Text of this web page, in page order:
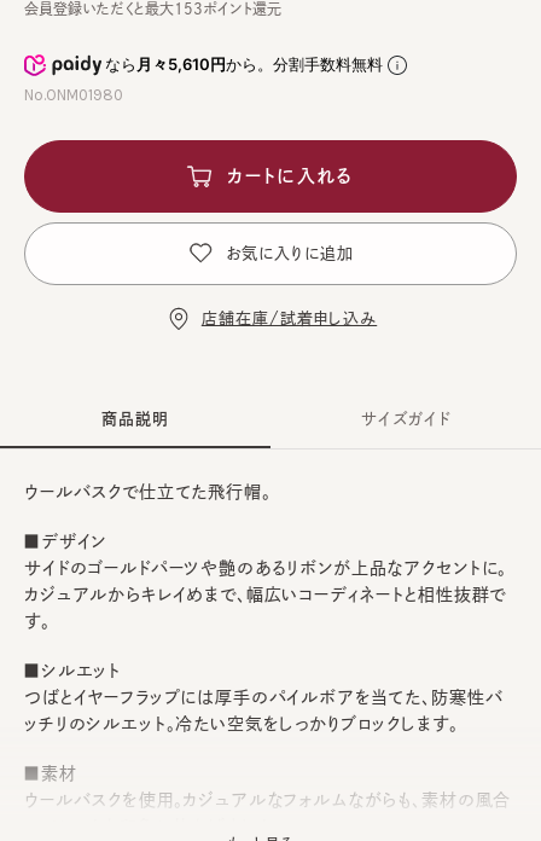
なら月々5,610円から。分割手数料無料
No.ONM01980
会員登録いただくと最大153ポイント還元
カートに入れる
お気に入りに追加
店舗在庫/試着申し込み
商品説明
ウールバスクで仕立てた飛行帽。
■デザイン
サイドのゴールドパーツや艶のあるリボンが上品なアクセントに。
カジュアルからキレイめまで、幅広いコーディネートと相性抜群で
す。
■シルエット
つばとイヤーフラップには厚手のパイルボアを当てた、防寒性バ
ッチリのシルエット。冷たい空気をしっかりブロックします。
■素材
ウールバスクを使用。カジュアルなフォルムながらも、素材の風合
サイズガイド